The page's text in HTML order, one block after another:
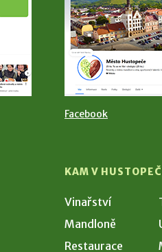
Facebook
KAM V
Vinařství
Mandloně
Restaurace